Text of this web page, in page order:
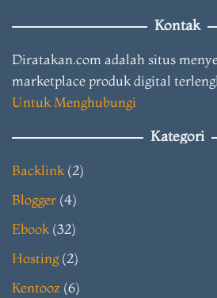
Kontak
Diratakan.com adalah situs
marketplace produk digital
Untuk Menghubungi
Kategori
Backlink (2)
Blogger (4)
Ebook (32)
Hosting(2)
Kentooz (6)